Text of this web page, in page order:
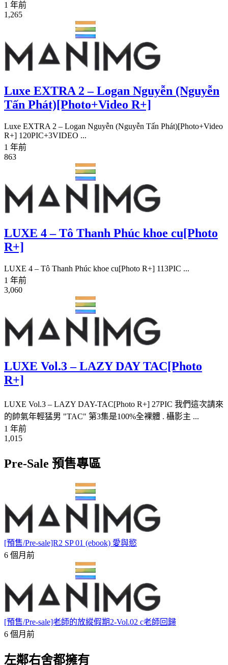
1 年前
1,265
Luxe EXTRA 2 – Logan Nguyễn (Nguyễn
Tấn Phát)[Photo+Video R+]
Luxe EXTRA 2 – Logan Nguyễn (Nguyễn Tấn Phát)[Photo+Video
R+] 120PIC+3VIDEO ...
1 年前
863
LUXE 4 – Tô Thanh Phúc khoe cu[Photo
R+]
LUXE 4 – Tô Thanh Phúc khoe cu[Photo R+] 113PIC ...
1 年前
3,060
LUXE Vol.3 – LAZY DAY TAC[Photo
R+]
LUXE Vol.3 – LAZY DAY-TAC[Photo R+] 27PIC 我們這次請來
的帥氣年輕猛男 "TAC" 第3集是100%全裸體 . 欇影主 ...
1 年前
1,015
Pre-Sale 預售專區
[預售/Pre-sale]R2 SP 01 (ebook) 愛與慾
6 個月前
[預售/Pre-sale]老師的放縱假期2-Vol.02 c老師回歸
6 個月前
左鄰右舍都擁有